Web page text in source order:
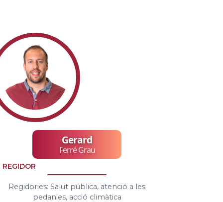
Gerard
Ferré Grau
REGIDOR
Regidories: Salut pública, atenció a les
pedanies, acció climàtica